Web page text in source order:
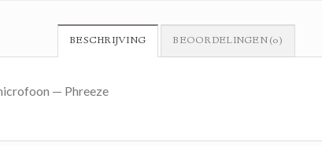
BESCHRIJVING BEOORDELINGEN (0)
— Phreeze